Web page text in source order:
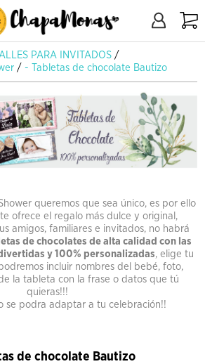
X
PARA INVITADOS /
/- Tabletas de chocolate Bautizo
queremos que sea único, es por ello
ofrece el regalo más dulce y original,
amigos, familiares e invitados, no habrá
de chocolates de alta calidad con las
y 100% personalizadas, elige tu
incluir nombres del bebé, foto,
la tableta con la frase o datos que tú
quieras!!!
se podra adaptar a tu celebración!!
de chocolate Bautizo